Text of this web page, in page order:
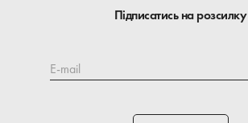
Підписатись на розсилку
E-mail